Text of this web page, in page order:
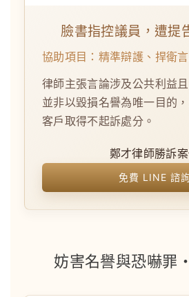
臉書指控議員，遭提
協助項目：精準辯護、捍衛
律師主張言論涉及公共利益
並非以毀損名譽為唯一目的
客戶取得不起訴處分。
鄭才律師勝訴案
免費 LINE 諮
妨害名譽與恐嚇罪